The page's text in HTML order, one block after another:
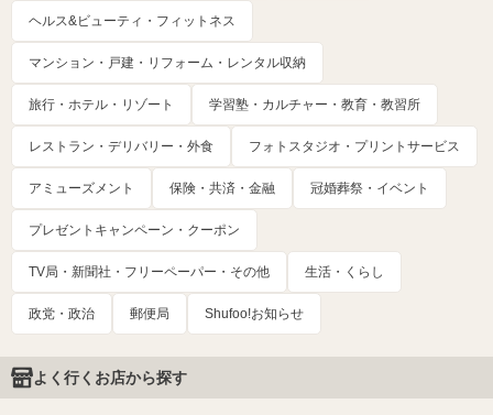
ヘルス&ビューティ・フィットネス
マンション・戸建・リフォーム・レンタル収納
旅行・ホテル・リゾート 学習塾・カルチャー・教育・教習所
レストラン・デリバリー・外食 フォトスタジオ・プリントサービス
アミューズメント 保険・共済・金融 冠婚葬祭・イベント
プレゼントキャンペーン・クーポン
TV局・新聞社・フリーペーパー・その他 生活・くらし
政党・政治 郵便局 Shufoo!お知らせ
よく行くお店から探す